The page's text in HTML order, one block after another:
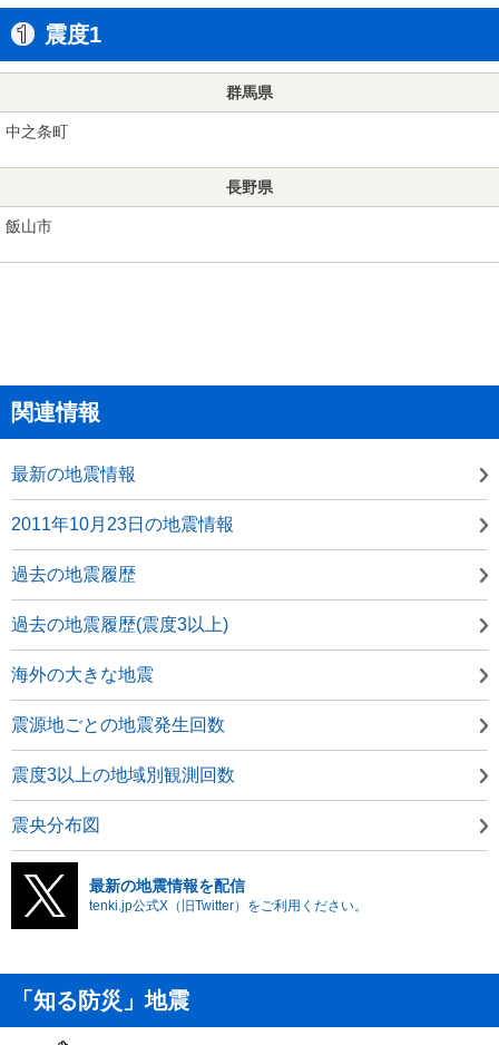
震度1
群馬県
中之条町
長野県
飯山市
関連情報
最新の地震情報
2011年10月23日の地震情報
過去の地震履歴
過去の地震履歴(震度3以上)
海外の大きな地震
震源地ごとの地震発生回数
震度3以上の地域別観測回数
震央分布図
最新の地震情報を配信
tenki.jp公式X（旧Twitter）をご利用ください。
「知る防災」地震